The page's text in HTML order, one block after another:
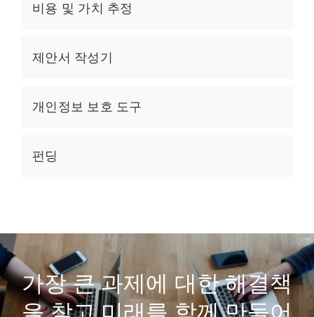
비용 및 가치 추정
제안서 작성기
개인정보 보호 도구
펀딩
가장 큰 과제에 대한 해결책